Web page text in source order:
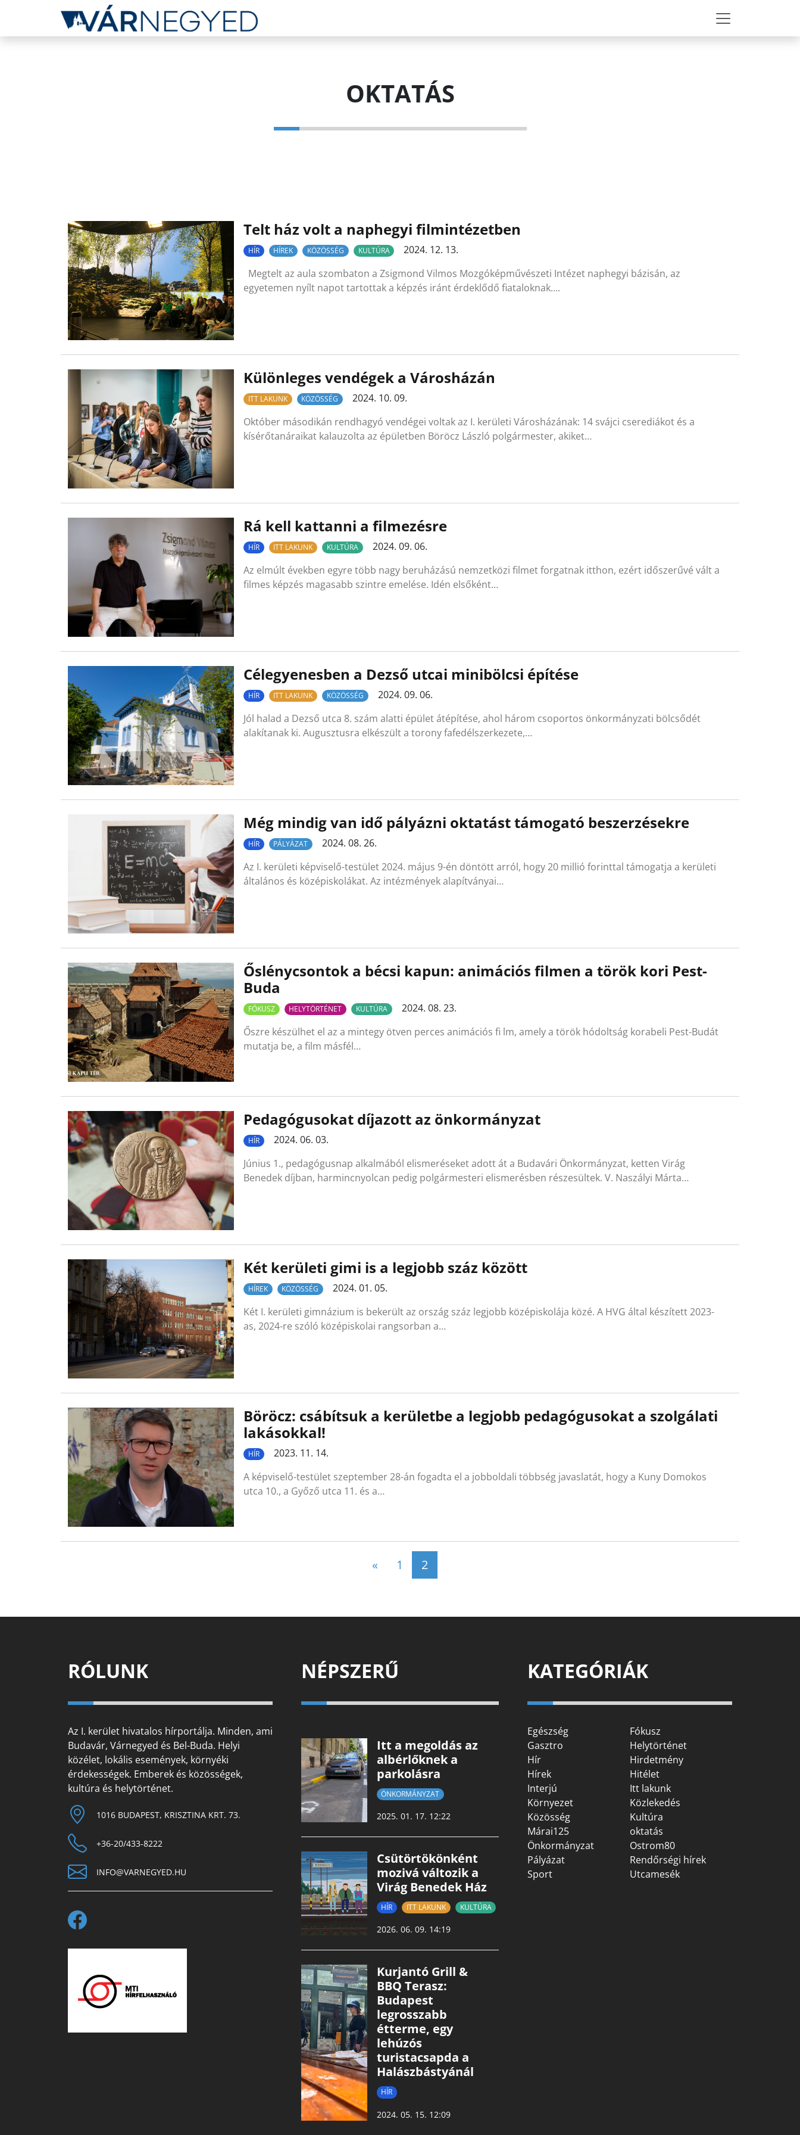
OKTATÁS
Telt ház volt a naphegyi filmintézetben
HÍR HÍREK KÖZÖSSÉG KULTÚRA
2024. 12. 13.
Megtelt az aula szombaton a Zsigmond Vilmos Mozgóképművészeti Intézet naphegyi bázisán, az
egyetemen nyílt napot tartottak a képzés iránt érdeklődő fiataloknak….
Különleges vendégek a Városházán
ITT LAKUNK KÖZÖSSÉG
2024. 10. 09.
Október másodikán rendhagyó vendégei voltak az I. kerületi Városházának: 14 svájci cserediákot és a
kísérőtanáraikat kalauzolta az épületben Böröcz László polgármester, akiket…
Rá kell kattanni a filmezésre
HÍR ITT LAKUNK KULTÚRA
2024. 09. 06.
Az elmúlt években egyre több nagy beruházású nemzetközi filmet forgatnak itthon, ezért időszerűvé vált a
filmes képzés magasabb szintre emelése. Idén elsőként…
Célegyenesben a Dezső utcai minibölcsi építése
HÍR ITT LAKUNK KÖZÖSSÉG
2024. 09. 06.
Jól halad a Dezső utca 8. szám alatti épület átépítése, ahol három csoportos önkormányzati bölcsődét
alakítanak ki. Augusztusra elkészült a torony fafedélszerkezete,…
Még mindig van idő pályázni oktatást támogató beszerzésekre
HÍR PÁLYÁZAT
2024. 08. 26.
Az I. kerületi képviselő-testület 2024. május 9-én döntött arról, hogy 20 millió forinttal támogatja a kerületi
általános és középiskolákat. Az intézmények alapítványai…
Őslénycsontok a bécsi kapun: animációs filmen a török kori Pest-
Buda
FÓKUSZ HELYTÖRTÉNET KULTÚRA
2024. 08. 23.
Őszre készülhet el az a mintegy ötven perces animációs fi lm, amely a török hódoltság korabeli Pest-Budát
mutatja be, a film másfél…
Pedagógusokat díjazott az önkormányzat
HÍR
2024. 06. 03.
Június 1., pedagógusnap alkalmából elismeréseket adott át a Budavári Önkormányzat, ketten Virág
Benedek díjban, harmincnyolcan pedig polgármesteri elismerésben részesültek. V. Naszályi Márta…
Két kerületi gimi is a legjobb száz között
HÍREK KÖZÖSSÉG
2024. 01. 05.
Két I. kerületi gimnázium is bekerült az ország száz legjobb középiskolája közé. A HVG által készített 2023-
as, 2024-re szóló középiskolai rangsorban a…
Böröcz: csábítsuk a kerületbe a legjobb pedagógusokat a szolgálati
lakásokkal!
HÍR
2023. 11. 14.
A képviselő-testület szeptember 28-án fogadta el a jobboldali többség javaslatát, hogy a Kuny Domokos
utca 10., a Győző utca 11. és a…
Posts navigation
« 1 2
RÓLUNK
Az I. kerület hivatalos hírportálja. Minden, ami
Budavár, Várnegyed és Bel-Buda. Helyi
közélet, lokális események, környéki
érdekességek. Emberek és közösségek,
kultúra és helytörténet.
1016 BUDAPEST, KRISZTINA KRT. 73.
+36-20/433-8222
INFO@VARNEGYED.HU
NÉPSZERŰ
Itt a megoldás az
albérlőknek a
parkolásra
ÖNKORMÁNYZAT
2025. 01. 17. 12:22
Csütörtökönként
mozivá változik a
Virág Benedek Ház
HÍR ITT LAKUNK KULTÚRA
2026. 06. 09. 14:19
Kurjantó Grill &
BBQ Terasz:
Budapest
legrosszabb
étterme, egy
lehúzós
turistacsapda a
Halászbástyánál
HÍR
2024. 05. 15. 12:09
KATEGÓRIÁK
Egészség
Fókusz
Gasztro
Helytörténet
Hír
Hirdetmény
Hírek
Hitélet
Interjú
Itt lakunk
Környezet
Közlekedés
Közösség
Kultúra
Márai125
oktatás
Önkormányzat
Ostrom80
Pályázat
Rendőrségi hírek
Sport
Utcamesék